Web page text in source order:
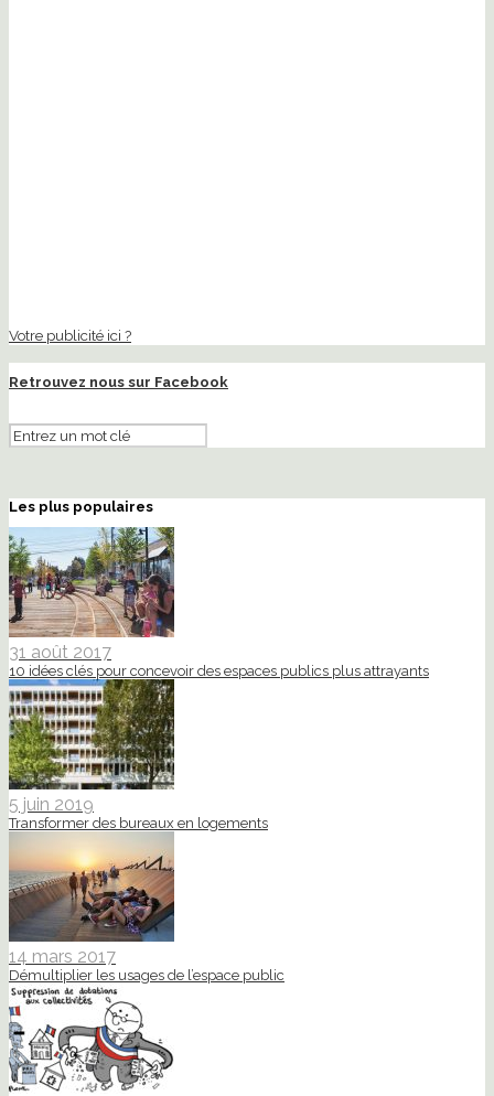
Votre publicité ici ?
Retrouvez nous sur Facebook
Les plus populaires
31 août 2017
10 idées clés pour concevoir des espaces publics plus attrayants
5 juin 2019
Transformer des bureaux en logements
14 mars 2017
Démultiplier les usages de l’espace public